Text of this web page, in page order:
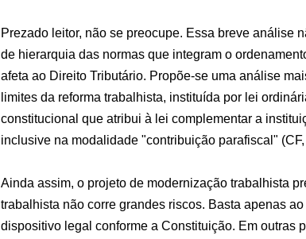
Prezado leitor, não se preocupe. Essa breve análise
de hierarquia das normas que integram o
afeta ao Direito Tributário. Propõe-se uma análise
limites da reforma trabalhista, instituída por lei
constitucional que atribui à lei complementar a
inclusive na modalidade "contribuição parafiscal"
Ainda assim, o projeto de modernização trabalhista
trabalhista não corre grandes riscos. Basta apenas
dispositivo legal conforme a Constituição. Em outras